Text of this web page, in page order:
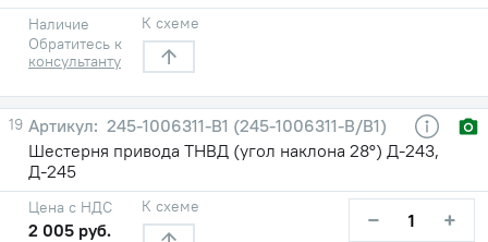
Наличие
Обратитесь к
консультанту
К схеме
19
245-1006311-В1 (245-1006311-В/В1)
Шестерня привода ТНВД (угол наклона 28°) Д-243,
Д-245
Цена с НДС
2 005 руб.
К схеме − +